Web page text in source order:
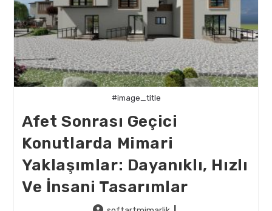
#image_title
Afet Sonrası Geçici
Konutlarda Mimari
Yaklaşımlar: Dayanıklı, Hızlı
Ve İnsani Tasarımlar